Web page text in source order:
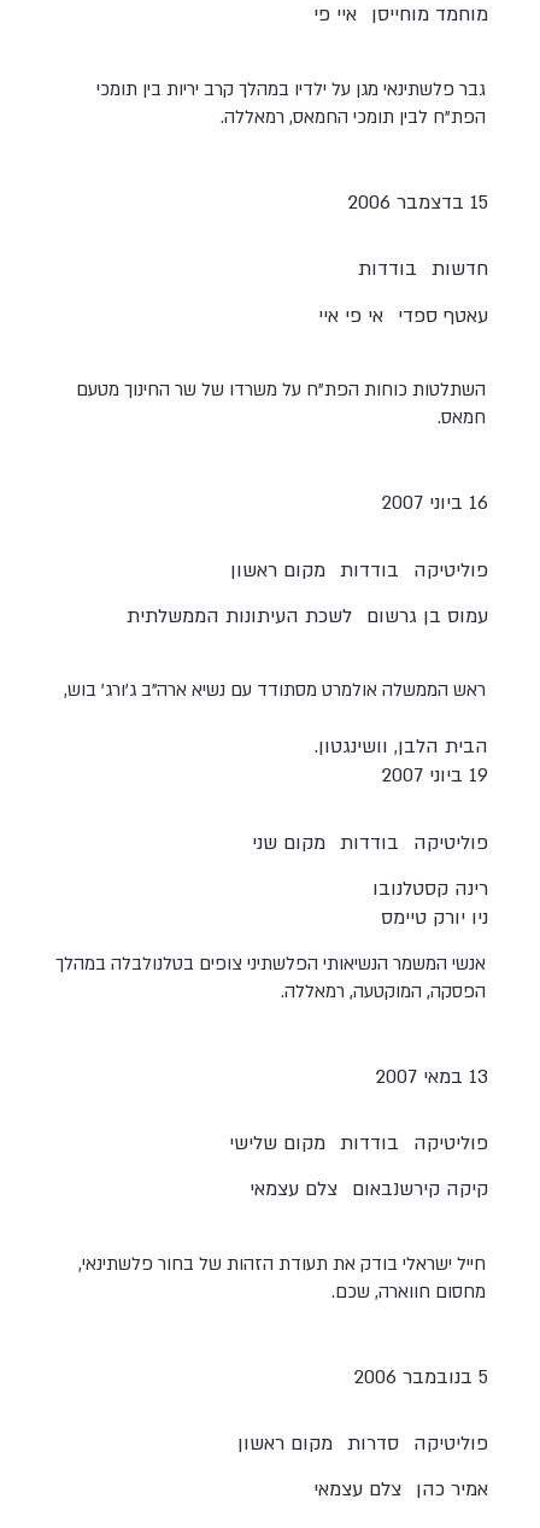
איי פי מוחמד מוחייסן
גבר פלשתינאי מגן על ילדיו במהלך קרב יריות בין תומכי
הפת"ח לבין תומכי החמאס, רמאללה.
15 בדצמבר 2006
בודדות חדשות
אי פי איי עאטף ספדי
השתלטות כוחות הפת"ח על משרדו של שר החינוך מטעם
חמאס.
16 ביוני 2007
מקום ראשון בודדות
פוליטיקה
לשכת העיתונות הממשלתית עמוס בן גרשום
ראש הממשלה אולמרט מסתודד עם נשיא ארה"ב ג'ורג' בוש,
הבית הלבן, וושינגטון.
19 ביוני 2007
מקום שני בודדות
פוליטיקה
רינה קסטלנובו
ניו יורק טיימס
אנשי המשמר הנשיאותי הפלשתיני צופים בטלנולבלה במהלך
הפסקה, המוקטעה, רמאללה.
13 במאי 2007
מקום שלישי בודדות
פוליטיקה
צלם עצמאי קיקה קירשנבאום
חייל ישראלי בודק את תעודת הזהות של בחור פלשתינאי,
מחסום חווארה, שכם.
5 בנובמבר 2006
מקום ראשון סדרות פוליטיקה
צלם עצמאי אמיר כהן